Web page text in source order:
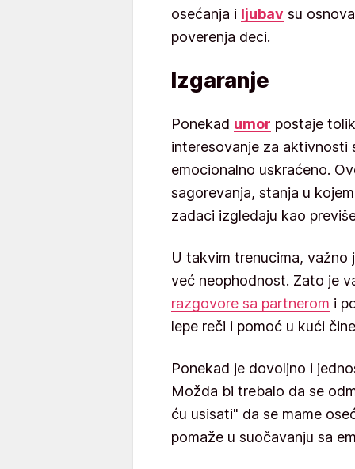
osećanja i ljubav su
poverenja deci.
Izgaranje
Ponekad umor postaje
interesovanje za aktivnosti
emocionalno uskraćeno.
sagorevanja, stanja u
zadaci izgledaju kao
U takvim trenucima,
već neophodnost. Zato je
razgovore sa partnerom i
lepe reči i pomoć u kući
Ponekad je dovoljno i
Možda bi trebalo da se
ću usisati" da se mame
pomaže u suočavanju sa